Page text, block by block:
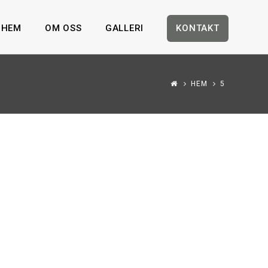
HEM OM OSS GALLERI KONTAKT
HEM 5